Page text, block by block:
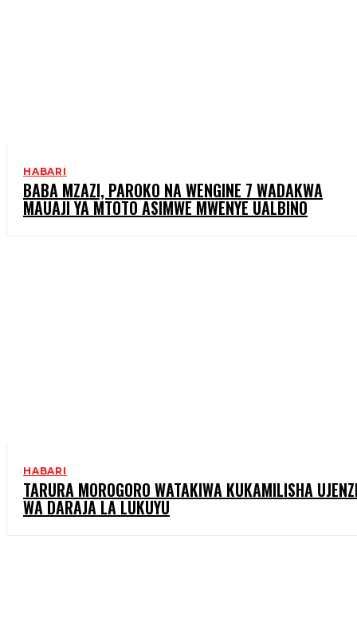
HABARI
BABA MZAZI, PAROKO NA WENGINE 7 WADAKWA
MAUAJI YA MTOTO ASIMWE MWENYE UALBINO
HABARI
TARURA MOROGORO WATAKIWA KUKAMILISHA
WA DARAJA LA LUKUYU